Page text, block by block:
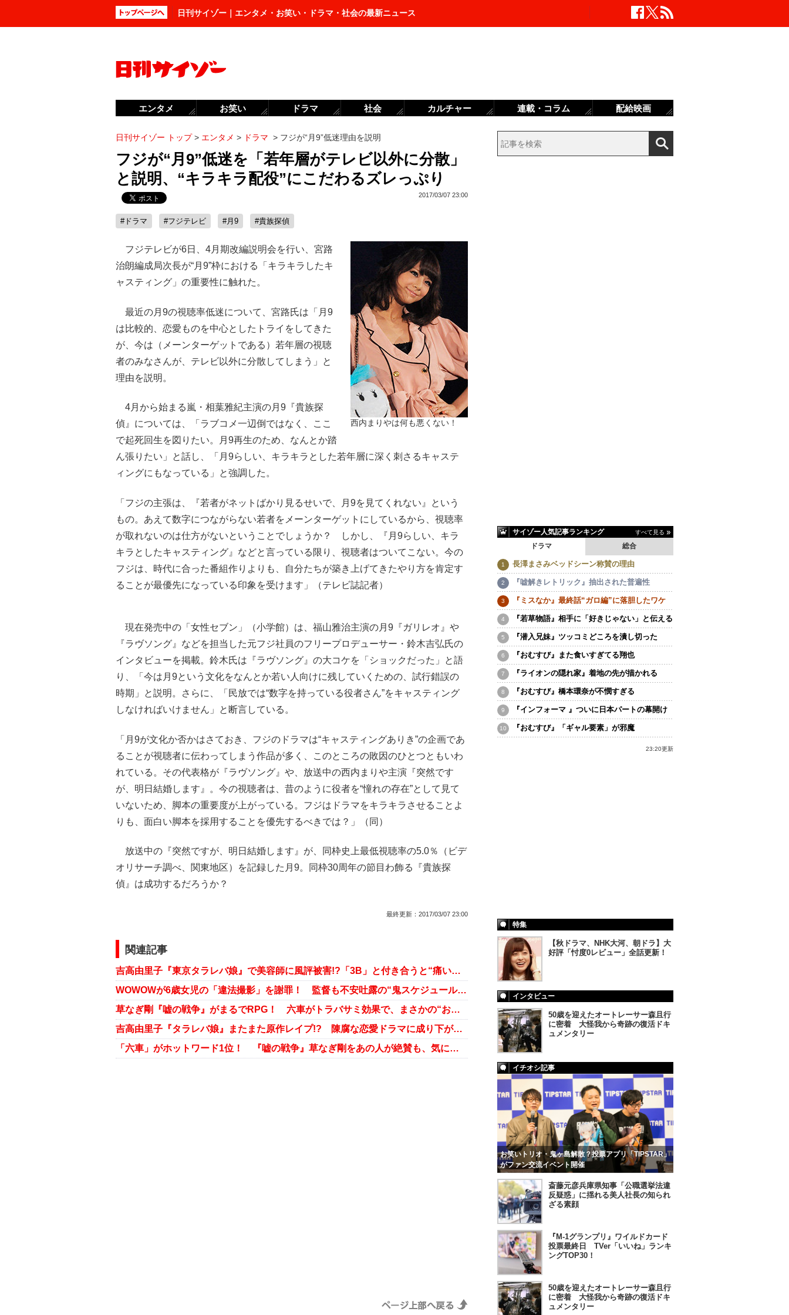
日刊サイゾー｜エンタメ・お笑い・ドラマ・社会の最新ニュース
日刊サイゾー トップ> エンタメ > ドラマ > フジが“月9”低迷理由を説明
フジが“月9”低迷を「若年層がテレビ以外に分散」
と説明、“キラキラ配役”にこだわるズレっぷり
2017/03/07 23:00
#ドラマ #フジテレビ #月9 #貴族探偵
西内まりやは何も悪くない！
フジテレビが6日、4月期改編説明会を行い、宮路
治朗編成局次長が“月9”枠における「キラキラしたキ
ャスティング」の重要性に触れた。
最近の月9の視聴率低迷について、宮路氏は「月9
は比較的、恋愛ものを中心としたトライをしてきた
が、今は（メーンターゲットである）若年層の視聴
者のみなさんが、テレビ以外に分散してしまう」と
理由を説明。
4月から始まる嵐・相葉雅紀主演の月9『貴族探
偵』については、「ラブコメ一辺倒ではなく、ここ
で起死回生を図りたい。月9再生のため、なんとか踏
ん張りたい」と話し、「月9らしい、キラキラとした若年層に深く刺さるキャステ
ィングにもなっている」と強調した。
「フジの主張は、『若者がネットばかり見るせいで、月9を見てくれない』という
もの。あえて数字につながらない若者をメーンターゲットにしているから、視聴率
が取れないのは仕方がないということでしょうか？ しかし、『月9らしい、キラ
キラとしたキャスティング』などと言っている限り、視聴者はついてこない。今の
フジは、時代に合った番組作りよりも、自分たちが築き上げてきたやり方を肯定す
ることが最優先になっている印象を受けます」（テレビ誌記者）
現在発売中の「女性セブン」（小学館）は、福山雅治主演の月9『ガリレオ』や
『ラヴソング』などを担当した元フジ社員のフリープロデューサー・鈴木吉弘氏の
インタビューを掲載。鈴木氏は『ラヴソング』の大コケを「ショックだった」と語
り、「今は月9という文化をなんとか若い人向けに残していくための、試行錯誤の
時期」と説明。さらに、「民放では“数字を持っている役者さん”をキャスティング
しなければいけません」と断言している。
「月9が文化か否かはさておき、フジのドラマは“キャスティングありき”の企画であ
ることが視聴者に伝わってしまう作品が多く、このところの敗因のひとつともいわ
れている。その代表格が『ラヴソング』や、放送中の西内まりや主演『突然です
が、明日結婚します』。今の視聴者は、昔のように役者を“憧れの存在”として見て
いないため、脚本の重要度が上がっている。フジはドラマをキラキラさせることよ
りも、面白い脚本を採用することを優先するべきでは？」（同）
放送中の『突然ですが、明日結婚します』が、同枠史上最低視聴率の5.0％（ビデ
オリサーチ調べ、関東地区）を記録した月9。同枠30周年の節目わ飾る『貴族探
偵』は成功するだろうか？
最終更新： 2017/03/07 23:00
関連記事
吉高由里子『東京タラレバ娘』で美容師に風評被害!?「3B」と付き合うと“痛い目に遭う”は本当か
WOWOWが6歳女児の「違法撮影」を謝罪！ 監督も不安吐露の“鬼スケジュール”が原因か
草なぎ剛『嘘の戦争』がまるでRPG！ 六車がトラバサミ効果で、まさかの“おしゃべりキャラ”に
吉高由里子『タラレバ娘』またまた原作レイプ!? 陳腐な恋愛ドラマに成り下がりか
「六車」がホットワード1位！ 『嘘の戦争』草なぎ剛をあの人が絶賛も、気になるジャニーズ独立問題
サイゾー人気記事ランキング すべて見る
ドラマ 総合
長澤まさみベッドシーン称賛の理由
『嘘解きレトリック』抽出された普遍性
『ミスなか』最終話“ガロ編”に落胆したワケ
『若草物語』相手に「好きじゃない」と伝える
『潜入兄妹』ツッコミどころを潰し切った
『おむすび』また食いすぎてる翔也
『ライオンの隠れ家』着地の先が描かれる
『おむすび』橋本環奈が不憫すぎる
『インフォーマ 』ついに日本パートの幕開け
『おむすび』「ギャル要素」が邪魔
23:20更新
特集
【秋ドラマ、NHK大河、朝ドラ】大
好評「忖度0レビュー」全話更新！
インタビュー
50歳を迎えたオートレーサー森且行
に密着 大怪我から奇跡の復活ドキ
ュメンタリー
イチオシ記事
お笑いトリオ・鬼ヶ島解散？投票アプリ「TIPSTAR」
がファン交流イベント開催
斎藤元彦兵庫県知事「公職選挙法違
反疑惑」に揺れる美人社長の知られ
ざる素顔
『M-1グランプリ』ワイルドカード
投票最終日 TVer「いいね」ランキ
ングTOP30！
50歳を迎えたオートレーサー森且行
に密着 大怪我から奇跡の復活ドキ
ュメンタリー
エンタメ お笑い ドラマ 社会 カルチャー 連載・コラム 配給映画